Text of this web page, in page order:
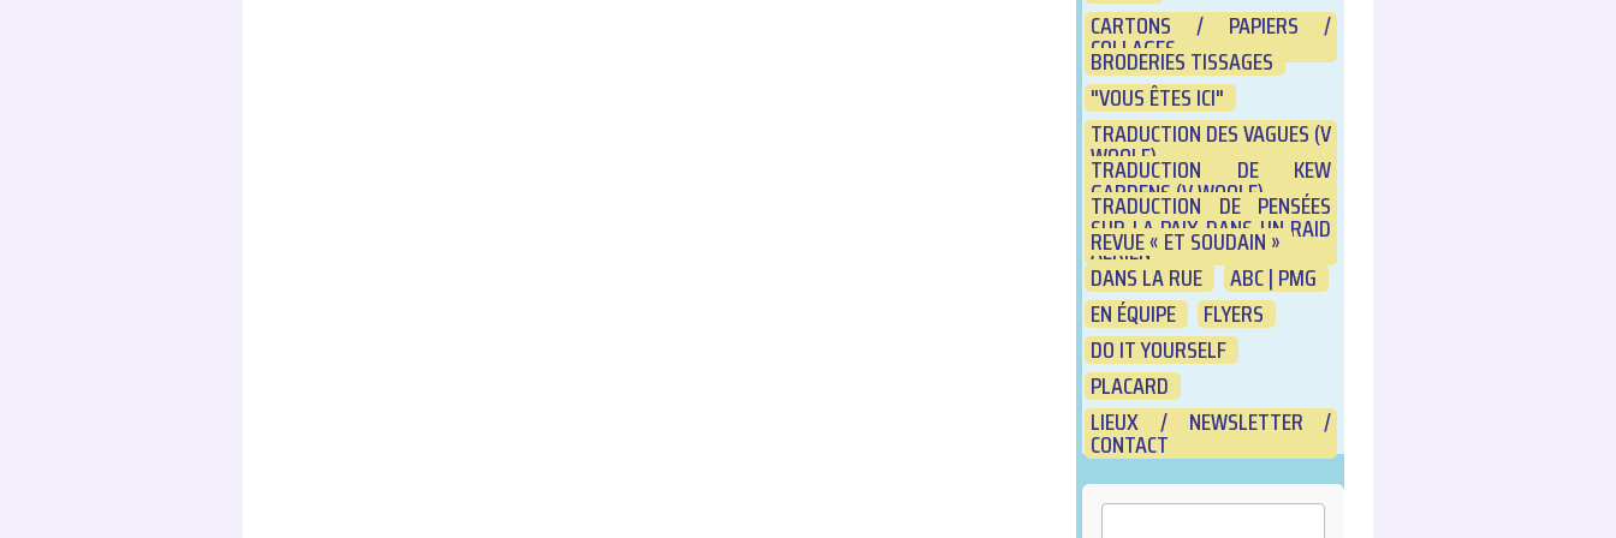
CARTONS / PAPIERS /
COLLAGES
BRODERIES TISSAGES
"VOUS ÊTES ICI"
TRADUCTION DES VAGUES (V
WOOLF)
TRADUCTION DE KEW
GARDENS (V WOOLF)
TRADUCTION DE PENSÉES
SUR LA PAIX DANS UN RAID
AÉRIEN
REVUE « ET SOUDAIN »
DANS LA RUE
ABC | PMG
EN ÉQUIPE
FLYERS
DO IT YOURSELF
PLACARD
LIEUX / NEWSLETTER /
CONTACT